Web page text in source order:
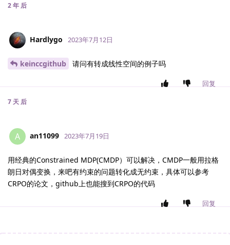
2 年 后
Hardlygo 2023年7月12日
keinccgithub 请问有转成线性空间的例子吗
回复
7 天 后
A an11099 2023年7月19日
用经典的Constrained MDP(CMDP）可以解决，CMDP一般用拉格
朗日对偶变换，来吧有约束的问题转化成无约束，具体可以参考
CRPO的论文，github上也能搜到CRPO的代码
回复